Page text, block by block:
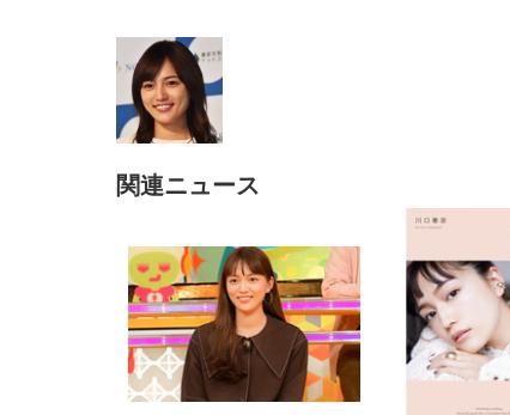
上げ式アームレスト コンパク
ト 約105度ロッキング pc 事務
椅子 360度回転 座面昇降 強化
ナイロン樹脂ベース 通気性メ
ッシュ 在宅ワーク H-
WY01(黒網+黒枠+黒足)
￥5,699
SIHOO B100 オフィスチェア
ア 人間工学 疲れない ブラッ
ク
￥27,999
EV3240X-WT | 31.5型4K
UHD・USB Type-C・ホワイ
ト
￥105,595
EIZO ビジネス向けプレミア
ムモニター | FlexScan
EV2740X-WT | 27.0型4K
UHD・USB Type-C・ホワイ
ト
￥109,572
捨て 無香料 ホワイト 300枚
￥3,373
Amazonベーシック ペットシ
枚) ホワイト(吸収面:ライトブ
ルー)
￥3,234
関連ニュース